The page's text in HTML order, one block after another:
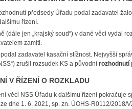
předsedy Úřadu podal zadavatel
řízení.
jen „krajský soud“) v dané věci vydal
zamítl.
zadavatel kasační stížnost. Nejvyšší
zrušil rozsudek KS a původní rozhodnutí
ŘÍZENÍ O ROZKLADU
NSS Úřadu k dalšímu řízení pokračuje
dne 1. 6. 2021, sp. zn. ÚOHS-R0112/2018/